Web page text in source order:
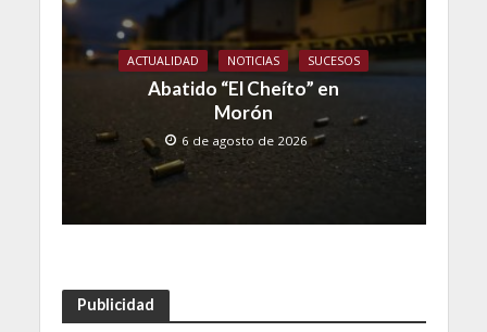
ACTUALIDAD NOTICIAS SUCESOS
Abatido “El Cheíto” en
Morón
6 de agosto de 2026
Publicidad